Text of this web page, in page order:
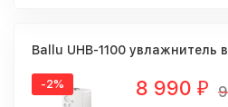
Ballu UHB-1100 увлажнитель
-2% 8 990 ₽